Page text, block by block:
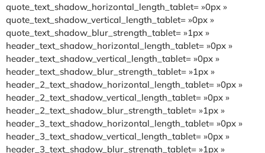
quote_text_shadow_horizontal_length_tablet= »0px »
quote_text_shadow_vertical_length_tablet= »0px »
quote_text_shadow_blur_strength_tablet= »1px »
header_text_shadow_horizontal_length_tablet= »0px »
header_text_shadow_vertical_length_tablet= »0px »
header_text_shadow_blur_strength_tablet= »1px »
header_2_text_shadow_horizontal_length_tablet= »0px »
header_2_text_shadow_vertical_length_tablet= »0px »
header_2_text_shadow_blur_strength_tablet= »1px »
header_3_text_shadow_horizontal_length_tablet= »0px »
header_3_text_shadow_vertical_length_tablet= »0px »
header_3_text_shadow_blur_strength_tablet= »1px »